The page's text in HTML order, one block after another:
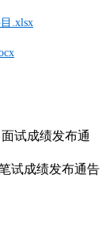
.xlsx
试成绩发布通
试成绩发布通告